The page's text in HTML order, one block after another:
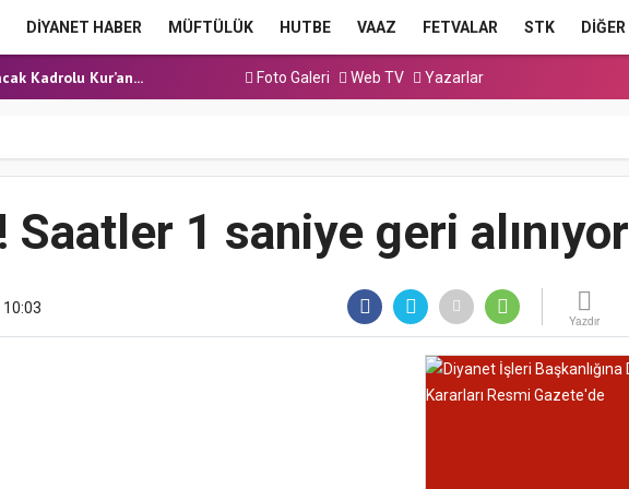
DİYANET HABER MÜFTÜLÜK HUTBE VAAZ FETVALAR STK DIĞER
Hutbesi
Hutbesi
Kadrolu Kur’an...
(Sözlü) So...
Hutbesi
Hutbesi
Hutbesi
Foto Galeri Web TV Yazarlar
Saatler 1 saniye geri alınıyor
Yazdır